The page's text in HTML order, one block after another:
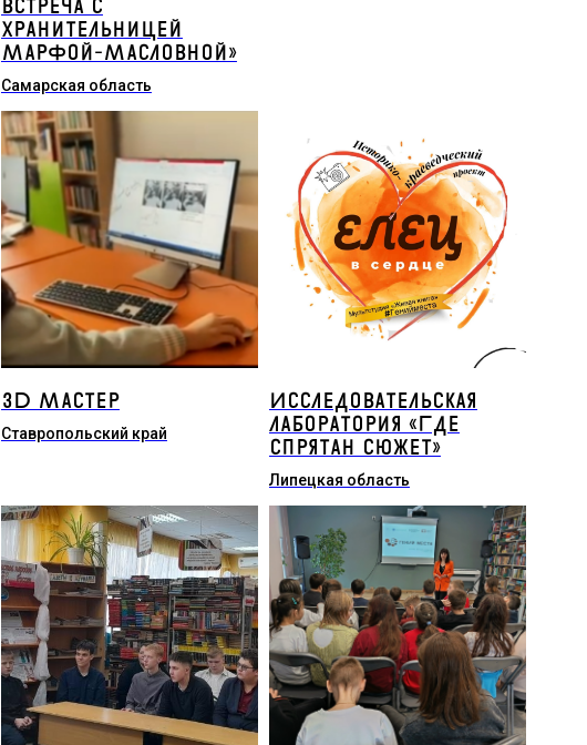
встреча с
хранительницей
Марфой-Масловной»
Самарская область
3D Мастер
Ставропольский край
Исследовательская
лаборатория «Где
спрятан сюжет»
Липецкая область